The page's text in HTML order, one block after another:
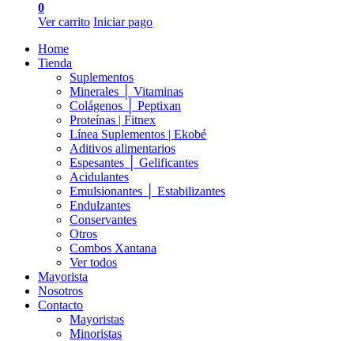
0
Ver carrito Iniciar pago
Home
Tienda
Suplementos
Minerales │ Vitaminas
Colágenos │ Peptixan
Proteínas | Fitnex
Línea Suplementos | Ekobé
Aditivos alimentarios
Espesantes │ Gelificantes
Acidulantes
Emulsionantes │ Estabilizantes
Endulzantes
Conservantes
Otros
Combos Xantana
Ver todos
Mayorista
Nosotros
Contacto
Mayoristas
Minoristas